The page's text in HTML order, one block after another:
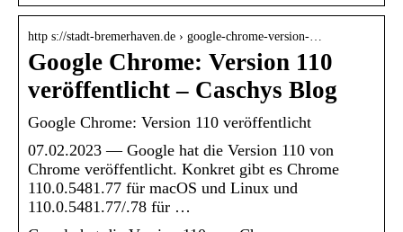
http s://stadt-bremerhaven.de › google-chrome-version-…
Google Chrome: Version 110
veröffentlicht – Caschys Blog
Google Chrome: Version 110 veröffentlicht
07.02.2023 — Google hat die Version 110 von
Chrome veröffentlicht. Konkret gibt es Chrome
110.0.5481.77 für macOS und Linux und
110.0.5481.77/.78 für …